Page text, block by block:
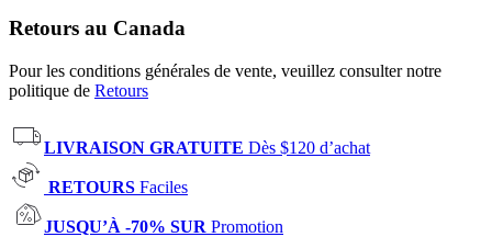
Retours au Canada
Pour les conditions générales de vente, veuillez consulter notre
politique de Retours
LIVRAISON GRATUITE Dès $120 d’achat
RETOURS Faciles
JUSQU’À -70% SUR Promotion